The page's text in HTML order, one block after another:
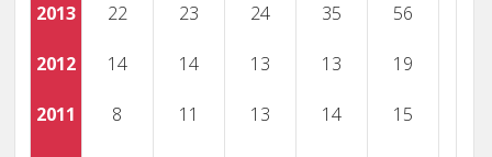
2013 22 23 24 35 56
2012 14 14 13 13 19
2011 8 11 13 14 15